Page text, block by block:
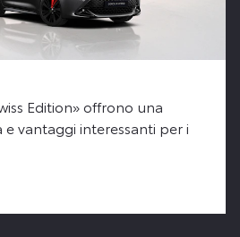
Edition» offrono una
vantaggi interessanti per i